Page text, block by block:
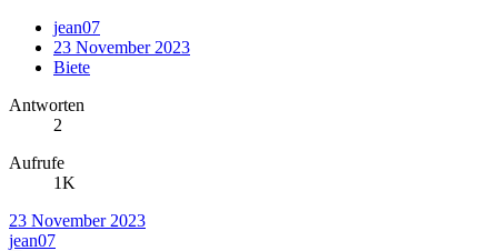
jean07
23 November 2023
Biete
Antworten
2
Aufrufe
1K
23 November 2023
jean07